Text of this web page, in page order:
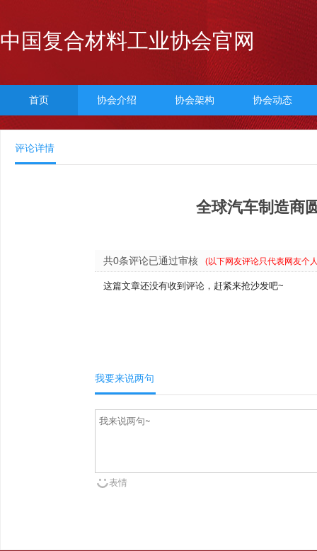
中国复合材料工业协会官网
首页 协会介绍 协会架构 协会动态
评论详情
全球汽车制造商
共0条评论已通过审核 (以下网友评论只代表网友个
这篇文章还没有收到评论，赶紧来抢沙发吧~
我要来说两句
表情